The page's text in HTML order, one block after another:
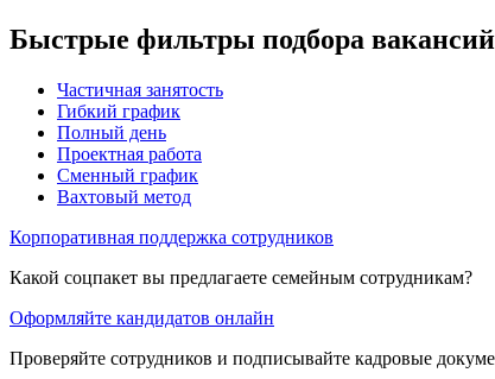
Быстрые фильтры подбора вакансий
Частичная занятость
Гибкий график
Полный день
Проектная работа
Сменный график
Вахтовый метод
Корпоративная поддержка сотрудников
Какой соцпакет вы предлагаете семейным сотрудникам?
Оформляйте кандидатов онлайн
Проверяйте сотрудников и подписывайте кадровые